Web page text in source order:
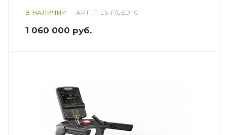
В НАЛИЧИИ АРТ.T-LS-F/LED-C
1 060 000 руб.